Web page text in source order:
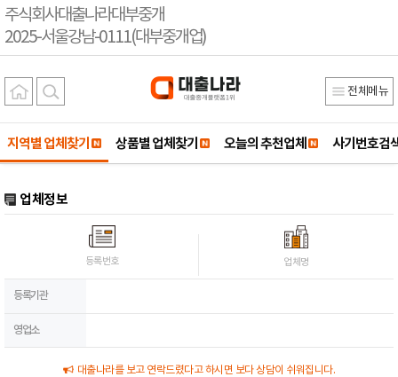
주식회사대출나라대부중개
2025-서울강남-0111(대부중개업)
전체메뉴
지역별 업체찾기 상품별 업체찾기 오늘의 추천업체 사기번호검
업체정보
등록번호 업체명
등록기관
영업소
대출나라를 보고 연락드렸다고 하시면 보다 상담이 쉬워집니다.